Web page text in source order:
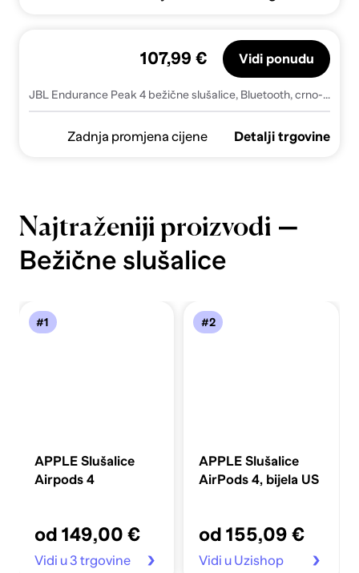
JBL Endurance Peak 4 bežične slušalice, Bluetooth, crno-sive
107,99 € Vidi ponudu
Zadnja promjena cijene Detalji trgovine
Najtraženiji proizvodi —
Bežične slušalice
#1
APPLE Slušalice
Airpods 4
od 149,00 €
Vidi u 3 trgovine
#2
APPLE Slušalice
AirPods 4, bijela US
od 155,09 €
Vidi u Uzishop